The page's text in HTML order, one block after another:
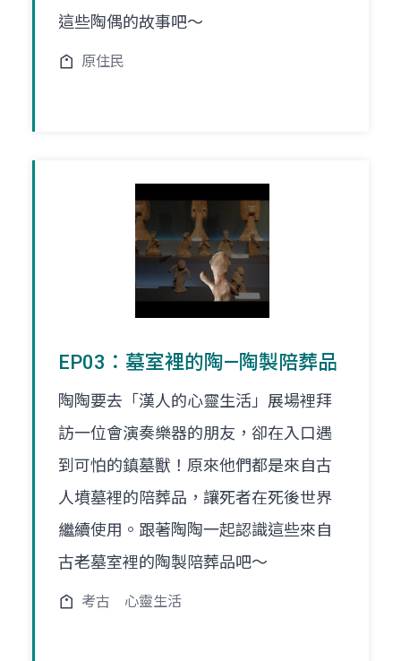
這些陶偶的故事吧～
原住民
EP03：墓室裡的陶—陶製陪葬品
陶陶要去「漢人的心靈生活」展場裡拜
訪一位會演奏樂器的朋友，卻在入口遇
到可怕的鎮墓獸！原來他們都是來自古
人墳墓裡的陪葬品，讓死者在死後世界
繼續使用。跟著陶陶一起認識這些來自
古老墓室裡的陶製陪葬品吧～
考古 心靈生活